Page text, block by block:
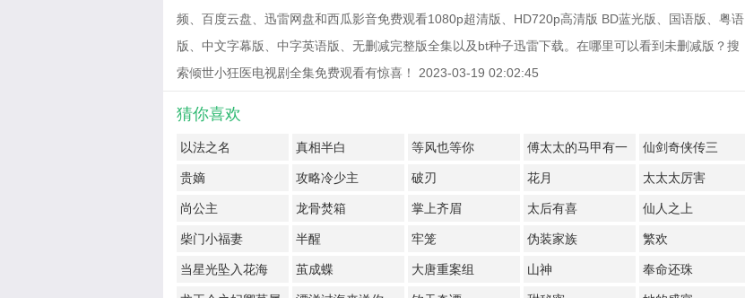
频、百度云盘、迅雷网盘和西瓜影音免费观看1080p超清版、HD720p高清版 BD蓝光版、国语版、粤语
版、中文字幕版、中字英语版、无删减完整版全集以及bt种子迅雷下载。在哪里可以看到未删减版？搜
索倾世小狂医电视剧全集免费观看有惊喜！ 2023-03-19 02:02:45
猜你喜欢
以法之名 真相半白 等风也等你
傅太太的马甲有一
点多
仙剑奇侠传三
贵嫡 攻略冷少主 破刃 花月 太太太厉害
尚公主 龙骨焚箱 掌上齐眉 太后有喜 仙人之上
柴门小福妻 半醒 牢笼 伪装家族 繁欢
当星光坠入花海 茧成蝶 大唐重案组 山神 奉命还珠